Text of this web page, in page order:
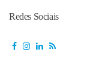
Redes Sociais